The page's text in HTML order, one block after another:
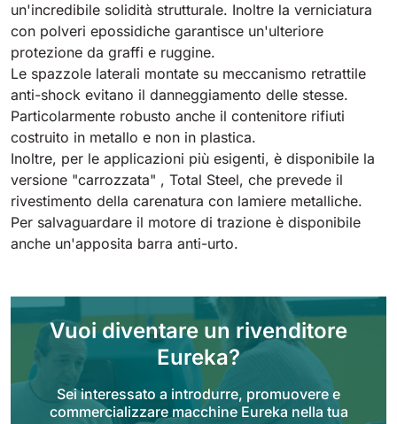
E55
550 mm
E51
530 mm 2280 m²/h
E61
610 mm 2625 m²/h
3195 m²/h
810 mm 3645 m²/h
Tigra
1055 mm 5800 m²/h
Rider 1201
1200 mm 10200 m²/h
Rider Lift
1200 mm 7865 m²/h
18840 m²/h
un'incredibile solidità strutturale. Inoltre la verniciatura
con polveri epossidiche garantisce un'ulteriore
protezione da graffi e ruggine.
Le spazzole laterali montate su meccanismo retrattile
anti-shock evitano il danneggiamento delle stesse.
Particolarmente robusto anche il contenitore rifiuti
costruito in metallo e non in plastica.
Inoltre, per le applicazioni più esigenti, è disponibile la
versione "carrozzata" , Total Steel, che prevede il
rivestimento della carenatura con lamiere metalliche.
Per salvaguardare il motore di trazione è disponibile
anche un'apposita barra anti-urto.
Vuoi diventare un rivenditore
Eureka?
Sei interessato a introdurre, promuovere e
commercializzare macchine Eureka nella tua